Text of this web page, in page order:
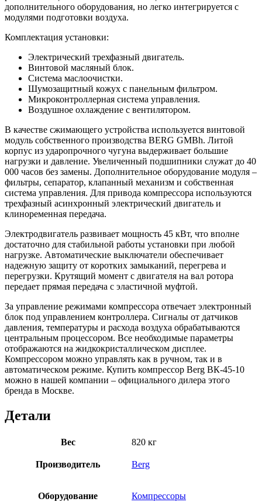
дополнительного оборудования, но легко интегрируется с
модулями подготовки воздуха.
Комплектация установки:
Электрический трехфазный двигатель.
Винтовой масляный блок.
Система маслоочистки.
Шумозащитный кожух с панельным фильтром.
Микроконтроллерная система управления.
Воздушное охлаждение с вентилятором.
В качестве сжимающего устройства используется винтовой
модуль собственного производства BERG GMBh. Литой
корпус из ударопрочного чугуна выдерживает большие
нагрузки и давление. Увеличенный подшипники служат до 40
000 часов без замены. Дополнительное оборудование модуля –
фильтры, сепаратор, клапанный механизм и собственная
система управления. Для привода компрессора используются
трехфазный асинхронный электрический двигатель и
клиноременная передача.
Электродвигатель развивает мощность 45 кВт, что вполне
достаточно для стабильной работы установки при любой
нагрузке. Автоматические выключатели обеспечивает
надежную защиту от коротких замыканий, перегрева и
перегрузки. Крутящий момент с двигателя на вал ротора
передает прямая передача с эластичной муфтой.
За управление режимами компрессора отвечает электронный
блок под управлением контроллера. Сигналы от датчиков
давления, температуры и расхода воздуха обрабатываются
центральным процессором. Все необходимые параметры
отображаются на жидкокристаллическом дисплее.
Компрессором можно управлять как в ручном, так и в
автоматическом режиме. Купить компрессор Berg ВК-45-10
можно в нашей компании – официального дилера этого
бренда в Москве.
Детали
Вес 820 кг
Производитель Berg
Оборудование Компрессоры